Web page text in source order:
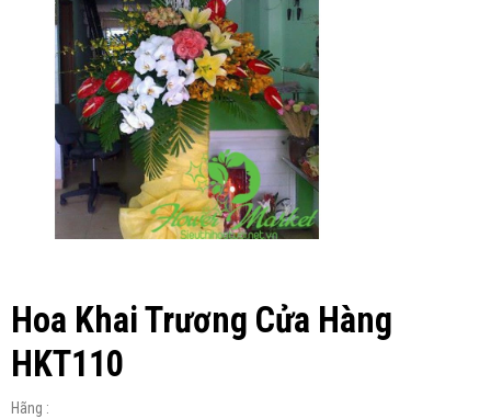
Hoa Khai Trương Cửa Hàng
HKT110
Hãng :